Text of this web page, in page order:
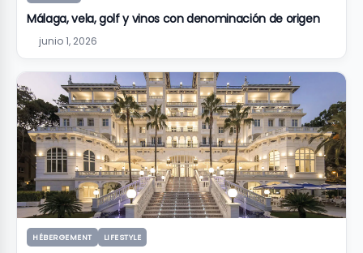
Málaga, vela, golf y vinos con denominación de origen
junio 1, 2026
HÉBERGEMENT LIFESTYLE